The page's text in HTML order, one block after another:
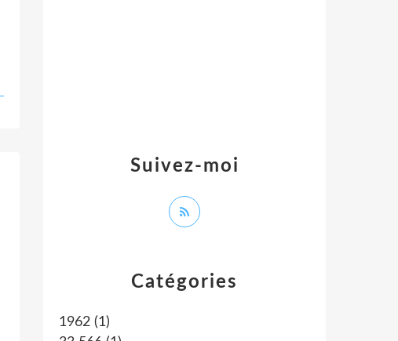
Catégories
1962 (1)
Suivez-moi